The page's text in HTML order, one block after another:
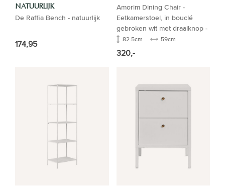
NATUURLIJK
De Raffia Bench - natuurlijk
174,95
Amorim Dining Chair -
Eetkamerstoel, in bouclé
gebroken wit met draaiknop -
Set van 2
82.5cm 59cm
320,-